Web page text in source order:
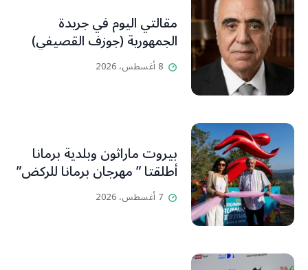
مقالتي اليوم في جريدة
الجمهورية (جوزف القصيفي)
8 أغسطس، 2026
بيروت ماراثون وبلدية برمانا
أطلقتا ” مهرجان برمانا للركض”
7 أغسطس، 2026